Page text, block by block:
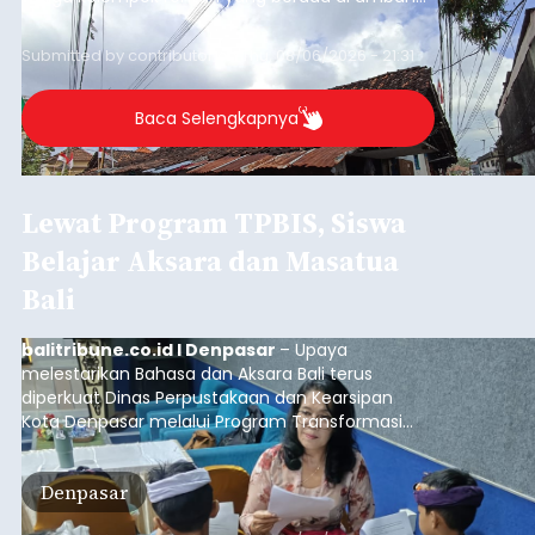
garis kemiskinan. Langkah strategis ini diambil
guna menjaga masyarakat yang berada pada
kelompok desil 5 dan 6 tersebut agar tidak
merosot ke kategori miskin.
Submitted by contributor Thu, 08/06/2026 - 21:31
Baca Selengkapnya
Lewat Program TPBIS, Siswa
Belajar Aksara dan Masatua
Bali
balitribune.co.id I Denpasar – Upaya
melestarikan Bahasa dan Aksara Bali terus
diperkuat Dinas Perpustakaan dan Kearsipan
Kota Denpasar melalui Program Transformasi
Perpustakaan Berbasis Inklusi Sosial (TPBIS).
Tahun ini, sebanyak 63 siswa kelas IV dan V SD
Negeri 17 Dangin Puri mendapat pelatihan
menulis Aksara Bali serta Masatua atau
Denpasar